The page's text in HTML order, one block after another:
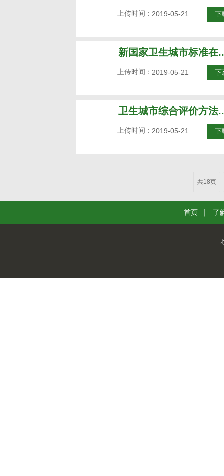
2019-05-21
上传时间： 下
新国家卫生城市标准在
2019-05-21
上传时间： 下
卫生城市综合评价方法
2019-05-21
上传时间： 下
共18页
首页 了